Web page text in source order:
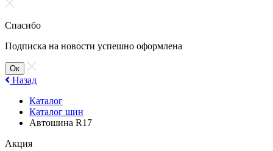
Спасибо
Подписка на новости успешно оформлена
Ок
Назад
Каталог
Каталог шин
Автошина R17
Акция